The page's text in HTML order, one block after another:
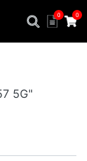
0 0
5G"